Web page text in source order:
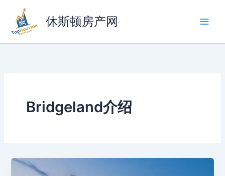
容
休斯顿房产网
Bridgeland介绍